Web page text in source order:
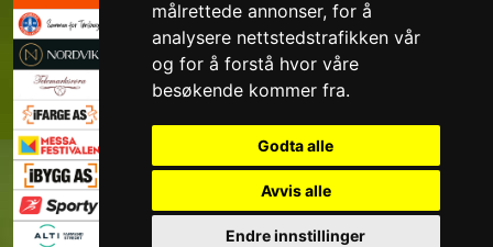
målrettede annonser, for å
analysere nettstedstrafikken vår
og for å forstå hvor våre
besøkende kommer fra.
Godta alle
Avvis alle
Endre innstillinger